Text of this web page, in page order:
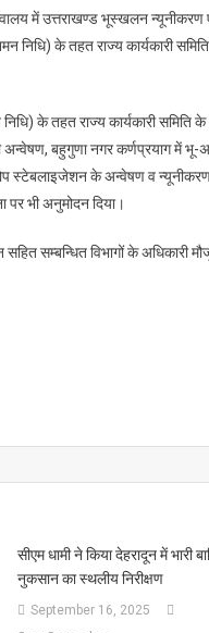
में उत्तराखण्ड भूस्खलन
के तहत राज्य कार्यकारी
के तहत राज्य कार्यकारी समिति के
अन्वेषण, बहुगुणा नगर कर्णप्रयाग में
स्टेबलाइजेशन के अन्वेषण व
पर भी अनुमोदन दिया।
सम्बन्धित विभागों के अधिकारी
सीएम धामी ने किया देहरादून में भारी
नुकसान का स्थलीय निरीक्षण
September 16, 2025